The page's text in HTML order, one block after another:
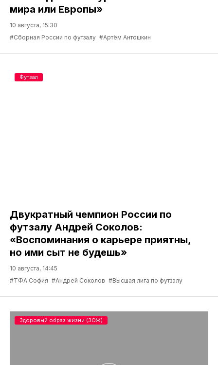
мира или Европы»
10 августа, 15:30
#Сборная России по футзалу #Артём Антошкин
Двукратный чемпион России по
футзалу Андрей Соколов:
«Воспоминания о карьере приятны,
но ими сыт не будешь»
10 августа, 14:45
#ТФА София #Андрей Соколов #Высшая лига по футзалу
Футзал
Здоровый образ жизни (ЗОЖ)